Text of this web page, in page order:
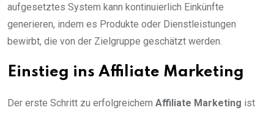
aufgesetztes System kann kontinuierlich Einkünfte
generieren, indem es Produkte oder Dienstleistungen
bewirbt, die von der Zielgruppe geschätzt werden.
Einstieg ins Affiliate Marketing
Der erste Schritt zu erfolgreichem Affiliate Marketing ist